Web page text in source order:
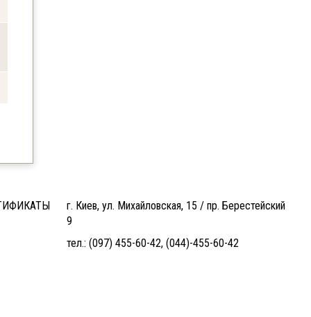
г. Киев, ул. Михайловская, 15 / пр. Берестейский
9
тел.: (097) 455-60-42, (044)-455-60-42